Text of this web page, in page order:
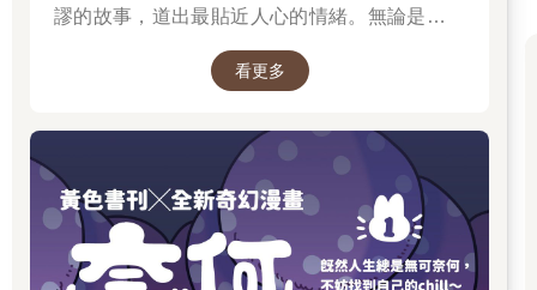
Basic Income,ＵＢＩ）
因緣際會下，在二〇二四年中旬，我結識了台灣無條件基本收入
協會（UBI Taiwan）常務理事品逸，記得就在暢談半小時後，我
理念，就是永遠站在台灣原創奇幻、科幻類型的最前線，挑戰各
種嶄新的可能性。
是以，由UBI Taiwan提供專業諮詢，海穹文化號召台灣第一線科
幻創作者共襄盛舉，每位創作者都能描繪自己想像中截然不同的
ＵＢＩ社會制度與故事，以各自的敘事，集結成這本多重宇宙科
謬的故事，道出最貼近人心的情緒。無論是人生
的瞬間，都在他的筆下化成令人會心一笑、又忍
男子變成兔子的異世界冒險，開啟全新故事篇
章，更推出限量書衣版值得收藏。無論是第一次
認識黃色書刊，或想一次補齊歷年代表作，這裡
都是走進黃色書刊漫畫世界的最佳入口。
看更多